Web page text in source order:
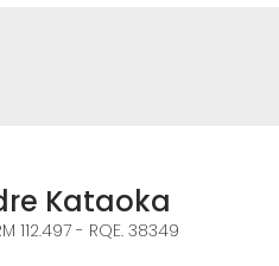
Kataoka
112.497 - RQE. 38349